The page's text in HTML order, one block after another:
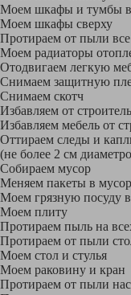
Моем шкафы и тумбы
Моем шкафы сверху
Протираем от пыли
Моем радиаторы
Отодвигаем легкую
Снимаем защитную
Снимаем скотч
Избавляем от
Избавляем мебель от
Оттираем следы и
(не более 2 см
Собираем мусор
Меняем пакеты в
Моем грязную посуду
Моем плиту
Протираем пыль на
Протираем от пыли
Моем стол и стулья
Моем раковину и кран
Протираем от пыли